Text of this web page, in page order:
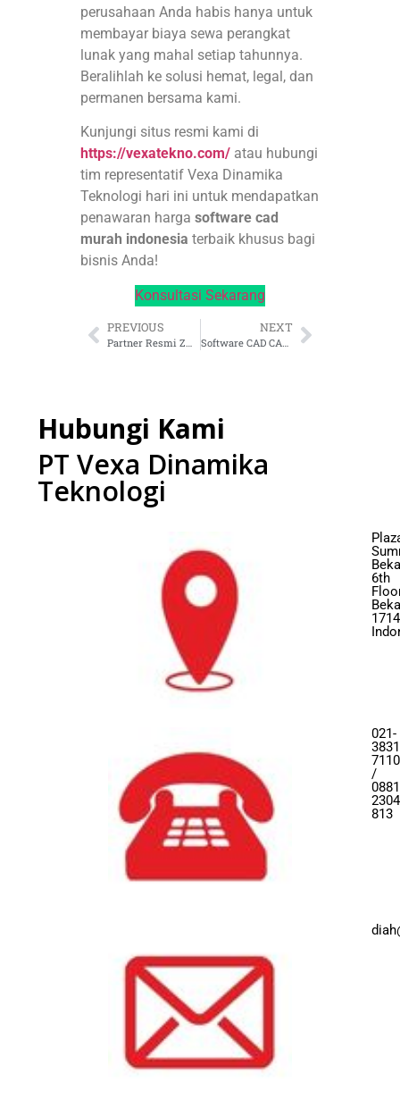
perusahaan Anda habis hanya untuk
membayar biaya sewa perangkat
lunak yang mahal setiap tahunnya.
Beralihlah ke solusi hemat, legal, dan
permanen bersama kami.
Kunjungi situs resmi kami di
https://vexatekno.com/atau hubungi
tim representatif Vexa Dinamika
Teknologi hari ini untuk mendapatkan
penawaran harga software cad
murah indonesia terbaik khusus bagi
bisnis Anda!
Konsultasi Sekarang
PREVIOUS
Partner Resmi ZWCAD Indonesia
NEXT
Software CAD CAM ZW3D
Hubungi Kami
PT Vexa Dinamika
Teknologi
6th
021-
7110
/
0881
2304
813